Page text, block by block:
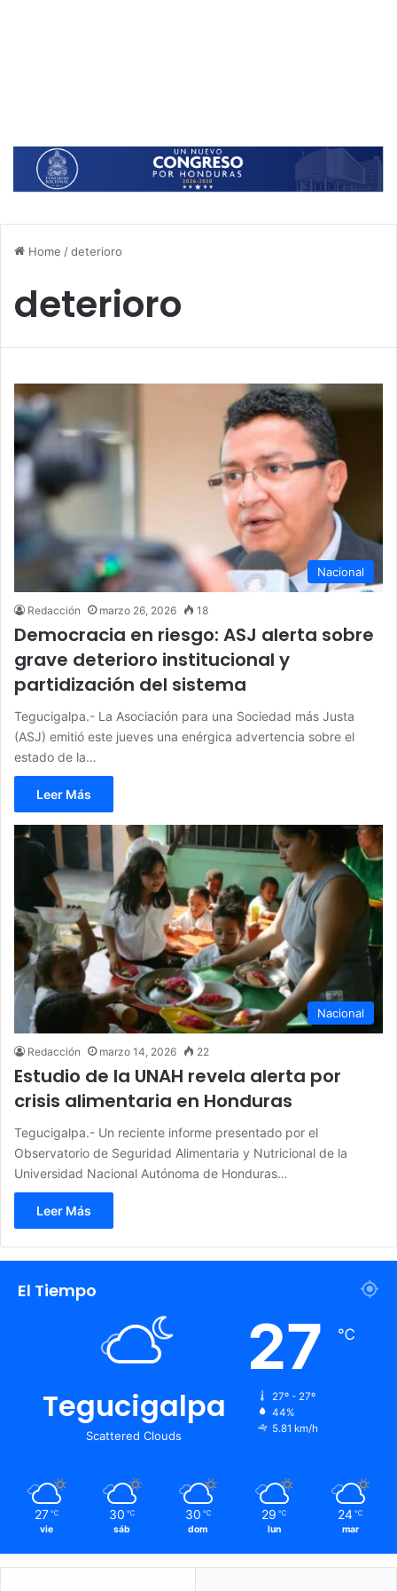
Home /deterioro
deterioro
Nacional
Redacción marzo 26, 2026 18
Democracia en riesgo: ASJ alerta sobre
grave deterioro institucional y
partidización del sistema
Tegucigalpa.- La Asociación para una Sociedad más Justa
(ASJ) emitió este jueves una enérgica advertencia sobre el
estado de la…
Leer Más
Nacional
Redacción marzo 14, 2026 22
Estudio de la UNAH revela alerta por
crisis alimentaria en Honduras
Tegucigalpa.- Un reciente informe presentado por el
Observatorio de Seguridad Alimentaria y Nutricional de la
Universidad Nacional Autónoma de Honduras…
Leer Más
El Tiempo
Tegucigalpa
Scattered Clouds
27 ℃
27º - 27º
44%
5.81 km/h
27 ℃
vie
30 ℃
sáb
30 ℃
dom
29 ℃
lun
24 ℃
mar